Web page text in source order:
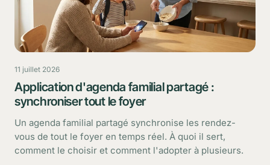
11 juillet 2026
Application d'agenda familial partagé :
synchroniser tout le foyer
Un agenda familial partagé synchronise les rendez-
vous de tout le foyer en temps réel. À quoi il sert,
comment le choisir et comment l'adopter à plusieurs.